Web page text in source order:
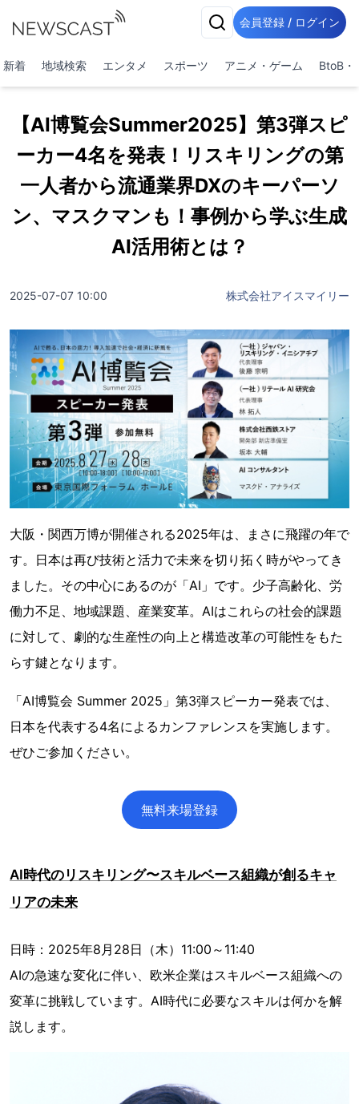
会員登録 / ログイン
新着 地域検索 エンタメ スポーツ アニメ・ゲーム BtoB・
【AI博覧会Summer2025】第3弾スピ
ーカー4名を発表！リスキリングの第
一人者から流通業界DXのキーパーソ
ン、マスクマンも！事例から学ぶ生成
AI活用術とは？
2025-07-07 10:00 株式会社アイスマイリー
大阪・関西万博が開催される2025年は、まさに飛躍の年で
す。日本は再び技術と活力で未来を切り拓く時がやってき
ました。その中心にあるのが「AI」です。少子高齢化、労
働力不足、地域課題、産業変革。AIはこれらの社会的課題
に対して、劇的な生産性の向上と構造改革の可能性をもた
らす鍵となります。
「AI博覧会 Summer 2025」第3弾スピーカー発表では、
日本を代表する4名によるカンファレンスを実施します。
ぜひご参加ください。
無料来場登録
AI時代のリスキリング〜スキルベース組織が創るキャ
リアの未来
日時：2025年8月28日（木）11:00～11:40
AIの急速な変化に伴い、欧米企業はスキルベース組織への
変革に挑戦しています。AI時代に必要なスキルは何かを解
説します。